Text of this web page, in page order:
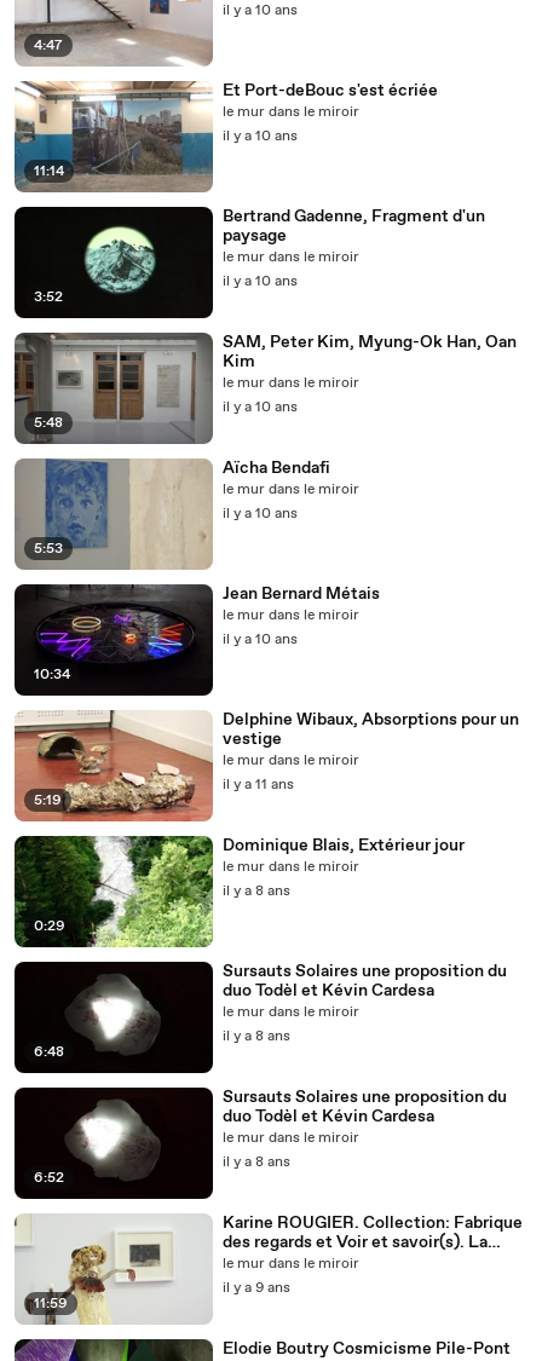
4:47
il y a 10 ans
11:14
Et Port-deBouc s'est écriée
le mur dans le miroir
il y a 10 ans
3:52
Bertrand Gadenne, Fragment d'un
paysage
le mur dans le miroir
il y a 10 ans
5:48
SAM, Peter Kim, Myung-­Ok Han, Oan
Kim
le mur dans le miroir
il y a 10 ans
5:53
Aïcha Bendafi
le mur dans le miroir
il y a 10 ans
10:34
Jean Bernard Métais
le mur dans le miroir
il y a 10 ans
5:19
Delphine Wibaux, Absorptions pour un
vestige
le mur dans le miroir
il y a 11 ans
0:29
Dominique Blais, Extérieur jour
le mur dans le miroir
il y a 8 ans
6:48
Sursauts Solaires une proposition du
duo Todèl et Kévin Cardesa
le mur dans le miroir
il y a 8 ans
6:52
Sursauts Solaires une proposition du
duo Todèl et Kévin Cardesa
le mur dans le miroir
il y a 8 ans
11:59
Karine ROUGIER. Collection: Fabrique
des regards et Voir et savoir(s). La
notion de collection
le mur dans le miroir
il y a 9 ans
Elodie Boutry Cosmicisme Pile-Pont